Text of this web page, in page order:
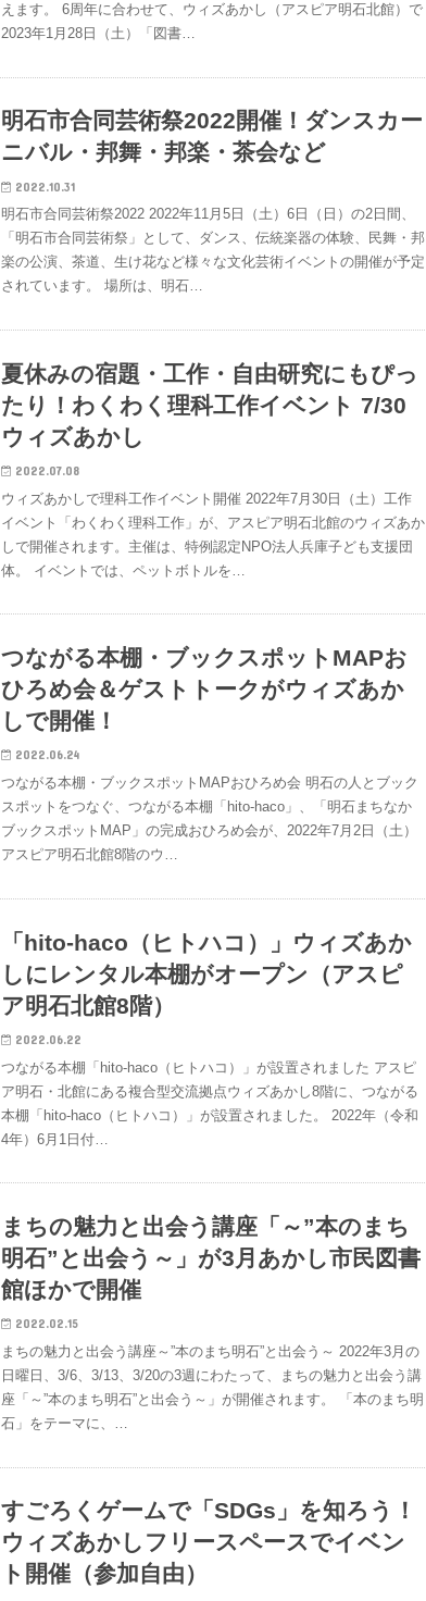
えます。 6周年に合わせて、ウィズあかし（アスピア明石北館）で
2023年1月28日（土）「図書…
明石市合同芸術祭2022開催！ダンスカー
ニバル・邦舞・邦楽・茶会など
2022.10.31
明石市合同芸術祭2022 2022年11月5日（土）6日（日）の2日間、
「明石市合同芸術祭」として、ダンス、伝統楽器の体験、民舞・邦
楽の公演、茶道、生け花など様々な文化芸術イベントの開催が予定
されています。 場所は、明石…
夏休みの宿題・工作・自由研究にもぴっ
たり！わくわく理科工作イベント 7/30
ウィズあかし
2022.07.08
ウィズあかしで理科工作イベント開催 2022年7月30日（土）工作
イベント「わくわく理科工作」が、アスピア明石北館のウィズあか
しで開催されます。主催は、特例認定NPO法人兵庫子ども支援団
体。 イベントでは、ペットボトルを…
つながる本棚・ブックスポットMAPお
ひろめ会＆ゲストトークがウィズあか
しで開催！
2022.06.24
つながる本棚・ブックスポットMAPおひろめ会 明石の人とブック
スポットをつなぐ、つながる本棚「hito-haco」、「明石まちなか
ブックスポットMAP」の完成おひろめ会が、2022年7月2日（土）
アスピア明石北館8階のウ…
「hito-haco（ヒトハコ）」ウィズあか
しにレンタル本棚がオープン（アスピ
ア明石北館8階）
2022.06.22
つながる本棚「hito-haco（ヒトハコ）」が設置されました アスピ
ア明石・北館にある複合型交流拠点ウィズあかし8階に、つながる
本棚「hito-haco（ヒトハコ）」が設置されました。 2022年（令和
4年）6月1日付…
まちの魅力と出会う講座「～”本のまち
明石”と出会う～」が3月あかし市民図書
館ほかで開催
2022.02.15
まちの魅力と出会う講座～”本のまち明石”と出会う～ 2022年3月の
日曜日、3/6、3/13、3/20の3週にわたって、まちの魅力と出会う講
座「～”本のまち明石”と出会う～」が開催されます。 「本のまち明
石」をテーマに、…
すごろくゲームで「SDGs」を知ろう！
ウィズあかしフリースペースでイベン
ト開催（参加自由）